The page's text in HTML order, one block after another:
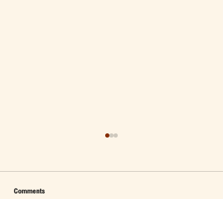
Comments